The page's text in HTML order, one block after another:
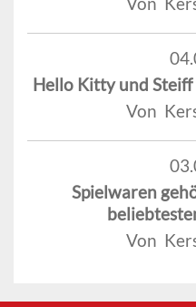
Hello Kitty und
Von
Spielwaren
Von